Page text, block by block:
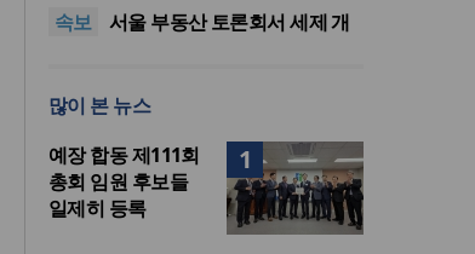
속보
담금 도입 추진
N% 성과급 반대…반도체 성과
서울 부동산 토론회서 세제 개
‘후성유전 해석 가능성’ 관련 청
단일종목 레버리지 ETF 거래
40.6%가 외국인…과다호가부
담금 도입 추진
많이 본 뉴스
1
예장 합동 제111회
총회 임원 후보들
일제히 등록